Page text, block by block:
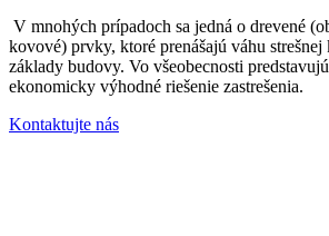
V mnohých prípadoch sa jedná o drevené
kovové) prvky, ktoré prenášajú váhu strešnej
základy budovy. Vo všeobecnosti
ekonomicky výhodné riešenie zastrešenia.
Kontaktujte nás